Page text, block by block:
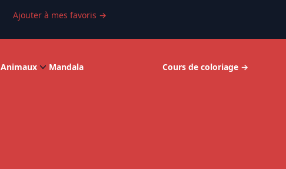
Ajouter à mes favoris →
Animaux Mandala Cours de coloriage →